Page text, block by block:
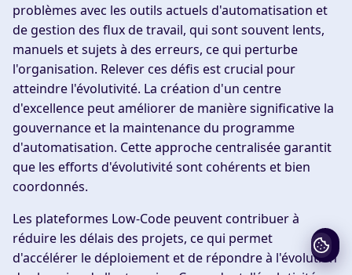
problèmes avec les outils actuels d'automatisation et
de gestion des flux de travail, qui sont souvent lents,
manuels et sujets à des erreurs, ce qui perturbe
l'organisation. Relever ces défis est crucial pour
atteindre l'évolutivité. La création d'un centre
d'excellence peut améliorer de manière significative la
gouvernance et la maintenance du programme
d'automatisation. Cette approche centralisée garantit
que les efforts d'évolutivité sont cohérents et bien
coordonnés.
Les plateformes Low-Code peuvent contribuer à
réduire les délais des projets, ce qui permet
d'accélérer le déploiement et de répondre à l'évolution